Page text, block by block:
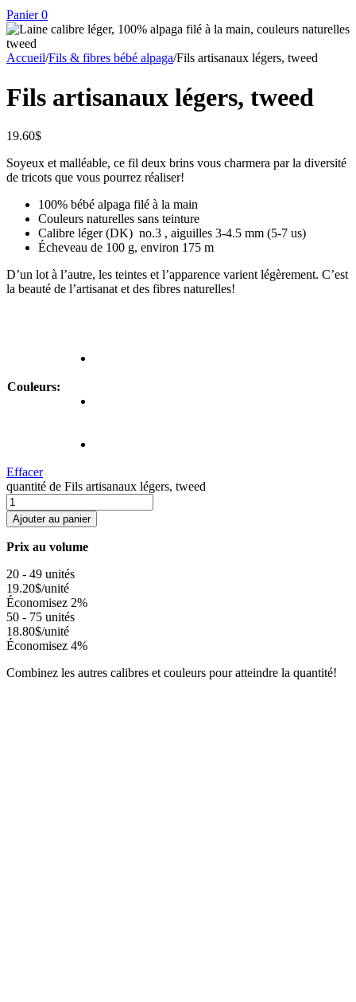
Panier 0
Accueil/Fils & fibres bébé alpaga/Fils artisanaux légers, tweed
Fils artisanaux légers, tweed
19.60$
Soyeux et malléable, ce fil deux brins vous charmera par la diversité
de tricots que vous pourrez réaliser!
100% bébé alpaga filé à la main
Couleurs naturelles sans teinture
Calibre léger (DK) no.3 , aiguilles 3-4.5 mm (5-7 us)
Écheveau de 100 g, environ 175 m
D’un lot à l’autre, les teintes et l’apparence varient légèrement. C’est
la beauté de l’artisanat et des fibres naturelles!
Couleurs:
Effacer
quantité de Fils artisanaux légers, tweed
Ajouter au panier
Prix au volume
20 - 49 unités
19.20$/unité
Économisez 2%
50 - 75 unités
18.80$/unité
Économisez 4%
Combinez les autres calibres et couleurs pour atteindre la quantité!